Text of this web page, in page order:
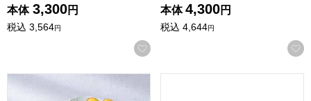
本体 3,300円
税込 3,564円
お気に入りに登録する
本体 4,300円
税込 4,644円
アンリ・シャルパンティエ テリーヌ・ドゥ・フリュイ・ア